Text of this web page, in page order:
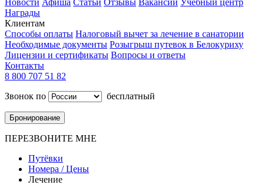
Новости Афиша Статьи Отзывы Вакансии Учебный центр
Награды
Клиентам
Способы оплаты Налоговый вычет за лечение в санатории
Необходимые документы Розыгрыш путевок в Белокуриху
Лицензии и сертификаты Вопросы и ответы
Контакты
8 800 707 51 82
Звонок по
бесплатный
Бронирование
ПЕРЕЗВОНИТЕ МНЕ
Путёвки
Номера / Цены
Лечение